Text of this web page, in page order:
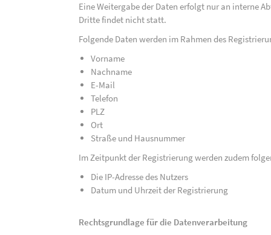
Eine Weitergabe der Daten erfolgt nur an interne
Dritte findet nicht statt.
Folgende Daten werden im Rahmen des
Vorname
Nachname
E-Mail
Telefon
PLZ
Ort
Straße und Hausnummer
Im Zeitpunkt der Registrierung werden zudem
Die IP-Adresse des Nutzers
Datum und Uhrzeit der Registrierung
Rechtsgrundlage für die Datenverarbeitung